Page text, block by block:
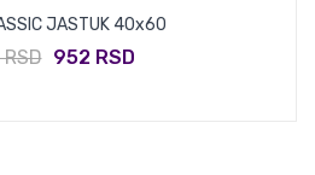
JASTUK 40x60
952 RSD